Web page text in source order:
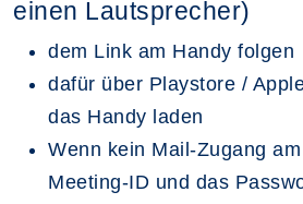
einen Lautsprecher)
dem Link am Handy folgen
dafür über Playstore /
das Handy laden
Wenn kein Mail-Zugang
Meeting-ID und das